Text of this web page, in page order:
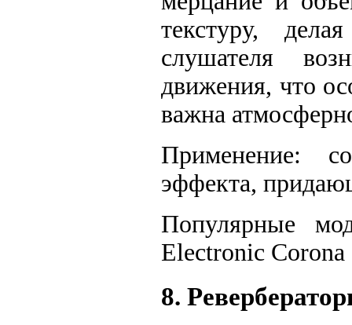
текстуру,
слушателя
движения, что
важна
Применение:
эффекта,
Популярные
Electronic
8.